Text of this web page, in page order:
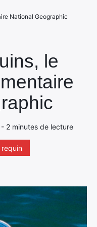
le
2 minutes de lecture
requin
National Geographic